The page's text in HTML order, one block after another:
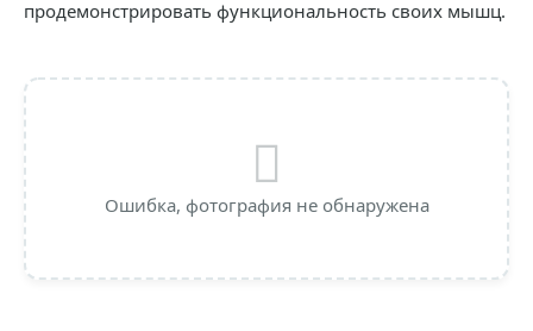
продемонстрировать функциональность своих мышц.
Ошибка, фотография не обнаружена